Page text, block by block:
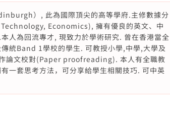
）, 此為國際頂尖的高等學府.主修數據分
Economics), 擁有優良的英文、中
人為回流專才, 現致力於學術研究. 曾在香港當全
統Band 1學校的學生. 可教授小學,中學,大學及
論文校對(Paper proofreading). 本人有全職教
一套思考方法，可分享給學生相關技巧. 可中英